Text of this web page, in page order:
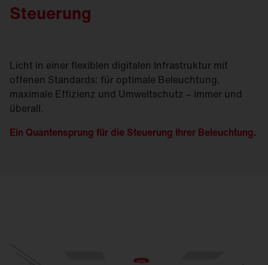
Steuerung
Licht in einer flexiblen digitalen Infrastruktur mit
offenen Standards: für optimale Beleuchtung,
maximale Effizienz und Umweltschutz – immer und
überall.
Ein Quantensprung für die Steuerung Ihrer Beleuchtung.